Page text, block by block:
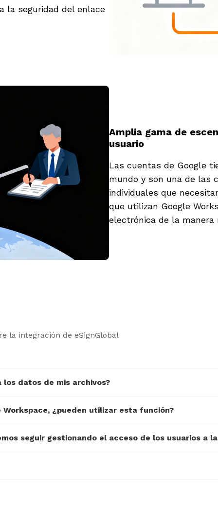
la seguridad del enlace
Amplia gama de
usuario
Las cuentas de Google
mundo y son una de las
individuales que
que utilizan Google
electrónica de la manera
la integración de eSignGlobal
los datos de mis archivos?
¿pueden utilizar esta función?
seguir gestionando el acceso de los usuarios a